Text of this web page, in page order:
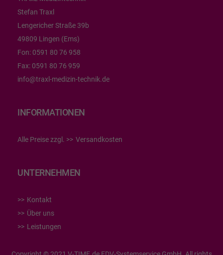
Stefan Traxl
Lengericher Straße 39b
49809 Lingen (Ems)
Fon: 0591 80 76 958
Fax: 0591 80 76 959
info@traxl-medizin-technik.de
INFORMATIONEN
Alle Preise zzgl. Versandkosten
UNTERNEHMEN
Kontakt
Über uns
Leistungen